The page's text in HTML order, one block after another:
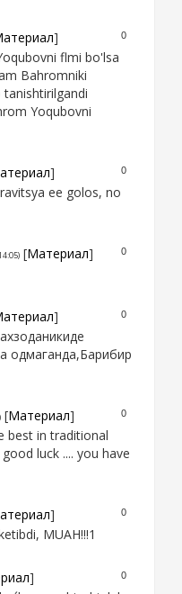
0
]
flmi bo'lsa
Bahromniki
Yoqubovni
0
]
ee golos, no
0
[Материал]
0
]
одмаганда,Барибир
0
[Материал]
best in traditional
luck .... you have
0
]
MUAH!!!1
0
]